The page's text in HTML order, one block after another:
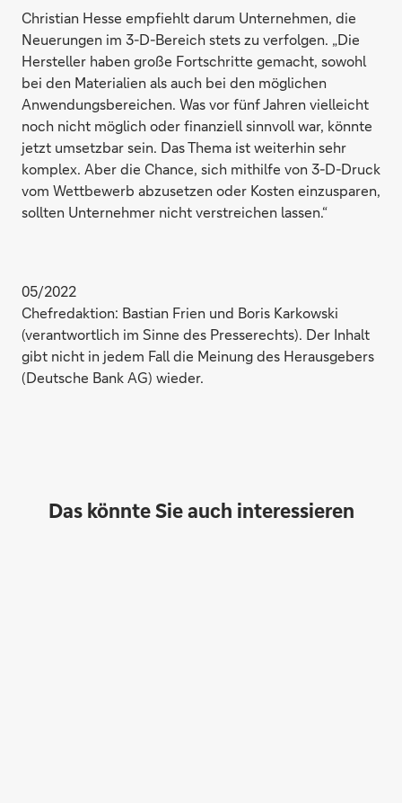
Christian Hesse empfiehlt darum Unternehmen, die
Neuerungen im 3-D-Bereich stets zu verfolgen. „Die
Hersteller haben große Fortschritte gemacht, sowohl
bei den Materialien als auch bei den möglichen
Anwendungsbereichen. Was vor fünf Jahren vielleicht
noch nicht möglich oder finanziell sinnvoll war, könnte
jetzt umsetzbar sein. Das Thema ist weiterhin sehr
komplex. Aber die Chance, sich mithilfe von 3-D-Druck
vom Wettbewerb abzusetzen oder Kosten einzusparen,
sollten Unternehmer nicht verstreichen lassen.“
05/2022
Chefredaktion: Bastian Frien und Boris Karkowski
(verantwortlich im Sinne des Presserechts). Der Inhalt
gibt nicht in jedem Fall die Meinung des Herausgebers
(Deutsche Bank AG) wieder.
Das könnte Sie auch interessieren